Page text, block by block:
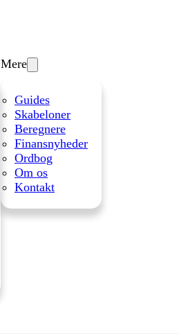
Mere
Guides
Skabeloner
Beregnere
Finansnyheder
Ordbog
Om os
Kontakt